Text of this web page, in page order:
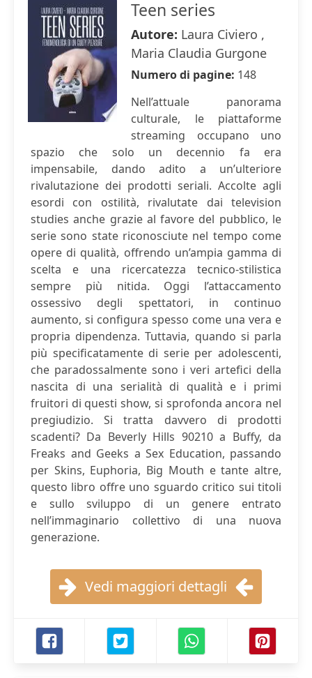
Teen series
Autore: Laura Civiero ,
Maria Claudia Gurgone
Numero di pagine: 148
Nell’attuale panorama
culturale, le piattaforme
streaming occupano uno
spazio che solo un decennio fa era
impensabile, dando adito a un’ulteriore
rivalutazione dei prodotti seriali. Accolte agli
esordi con ostilità, rivalutate dai television
studies anche grazie al favore del pubblico, le
serie sono state riconosciute nel tempo come
opere di qualità, offrendo un’ampia gamma di
scelta e una ricercatezza tecnico-stilistica
sempre più nitida. Oggi l’attaccamento
ossessivo degli spettatori, in continuo
aumento, si configura spesso come una vera e
propria dipendenza. Tuttavia, quando si parla
più specificatamente di serie per adolescenti,
che paradossalmente sono i veri artefici della
nascita di una serialità di qualità e i primi
fruitori di questi show, si sprofonda ancora nel
pregiudizio. Si tratta davvero di prodotti
scadenti? Da Beverly Hills 90210 a Buffy, da
Freaks and Geeks a Sex Education, passando
per Skins, Euphoria, Big Mouth e tante altre,
questo libro offre uno sguardo critico sui titoli
e sullo sviluppo di un genere entrato
nell’immaginario collettivo di una nuova
generazione.
Vedi maggiori dettagli